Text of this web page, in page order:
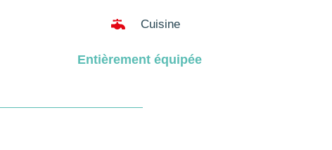
 Cuisine
Entièrement équipée